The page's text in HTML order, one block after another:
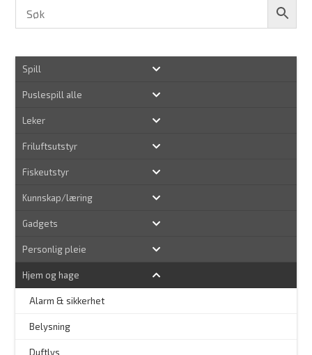
Spill
Puslespill alle
Leker
Friluftsutstyr
Fiskeutstyr
Kunnskap/læring
Gadgets
Personlig pleie
Hjem og hage
Alarm & sikkerhet
Belysning
Duftlys